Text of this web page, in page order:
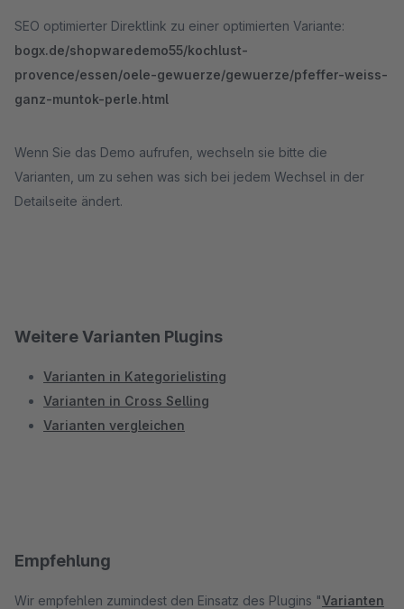
SEO optimierter Direktlink zu einer optimierten Variante:
bogx.de/shopwaredemo55/kochlust-
provence/essen/oele-gewuerze/gewuerze/pfeffer-weiss-
ganz-muntok-perle.html
Wenn Sie das Demo aufrufen, wechseln sie bitte die
Varianten, um zu sehen was sich bei jedem Wechsel in der
Detailseite ändert.
Weitere Varianten Plugins
Varianten in Kategorielisting
Varianten in Cross Selling
Varianten vergleichen
Empfehlung
Wir empfehlen zumindest den Einsatz des Plugins "Varianten